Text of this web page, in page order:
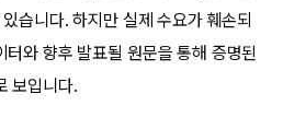
습니다. 하지만 실제 수요가 훼손되
와 향후 발표될 원문을 통해 증명된
보입니다.